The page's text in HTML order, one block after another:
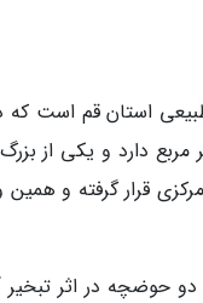
است. این دریاچه شور، مساحتی بالغ بر 240
قرار گرفته و
در اثر تبخیر